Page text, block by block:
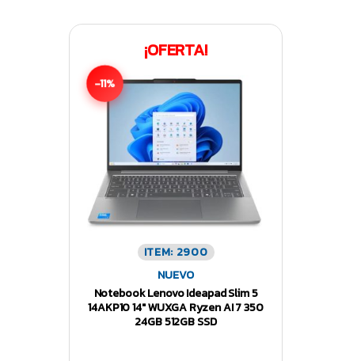
¡OFERTA!
-11%
ITEM: 2900
NUEVO
Notebook Lenovo Ideapad Slim 5
14AKP10 14″ WUXGA Ryzen AI 7 350
24GB 512GB SSD